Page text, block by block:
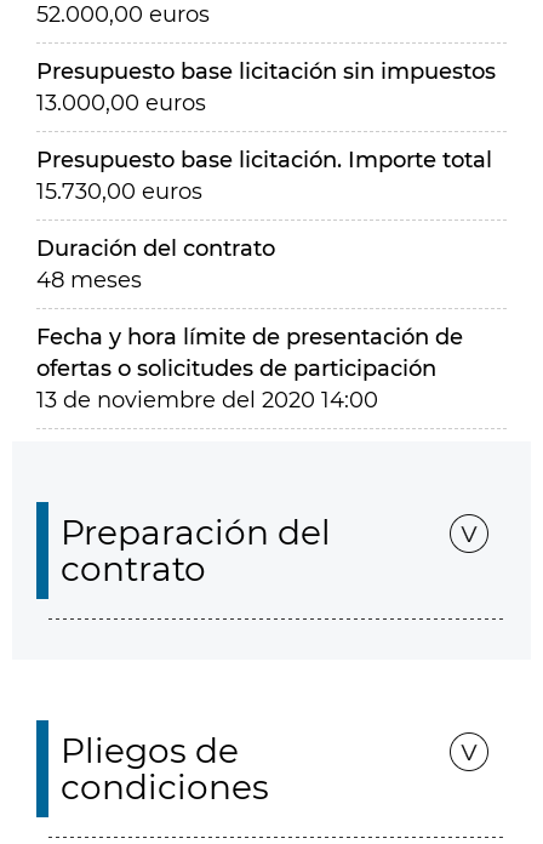
52.000,00 euros
Presupuesto base licitación sin impuestos
13.000,00 euros
Presupuesto base licitación. Importe total
15.730,00 euros
Duración del contrato
48 meses
Fecha y hora límite de presentación de
ofertas o solicitudes de participación
13 de noviembre del 2020 14:00
Preparación del
contrato
Pliegos de
condiciones